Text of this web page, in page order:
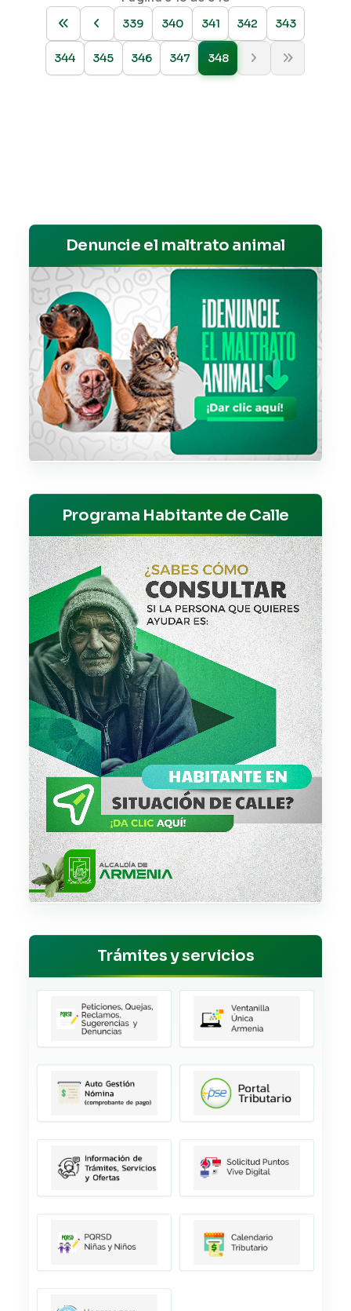
339
340 341 342 343
344 345 346 347 348
Denuncie el maltrato animal
Programa Habitante de Calle
Trámites y servicios